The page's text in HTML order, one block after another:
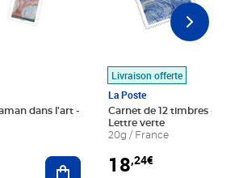
dans l'art -
Ajouter au panier
Livraison offerte
La Poste
Carnet de 12 timbres - Le
Lettre verte
20g / France
18,24€